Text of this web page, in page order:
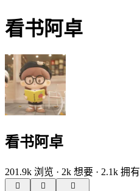
看书阿卓
看书阿卓
201.9k 浏览 · 2k 想要 · 2.1k 拥有


